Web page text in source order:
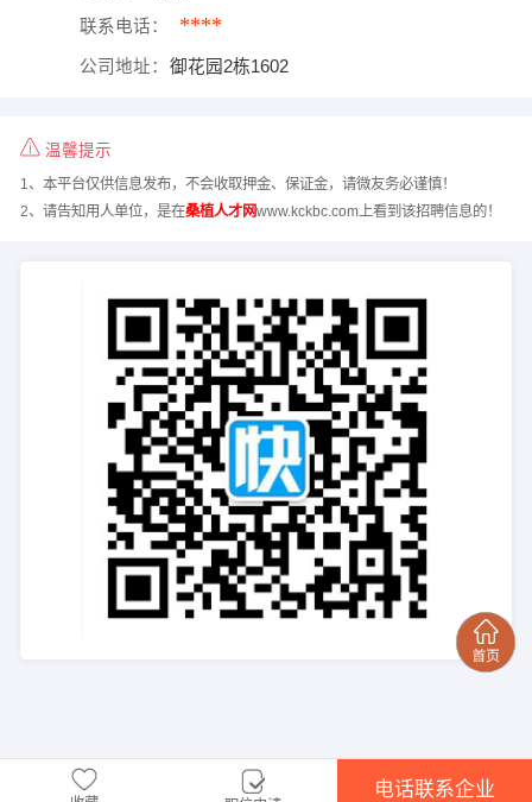
联系电话： ****
公司地址： 御花园2栋1602
温馨提示
1、本平台仅供信息发布，不会收取押金、保证金，请微友务必谨慎！
2、请告知用人单位，是在桑植人才网www.kckbc.com上看到该招聘信息的！
电话联系企业